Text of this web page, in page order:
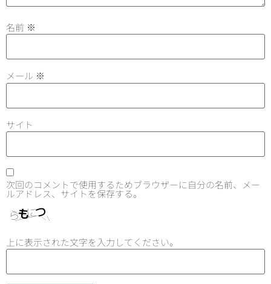
名前 ※
メール ※
サイト
次回のコメントで使用するためブラウザーに自分の名前、メー
ルアドレス、サイトを保存する。
上に表示された文字を入力してください。